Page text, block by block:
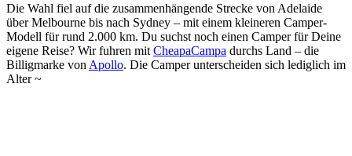
Die Wahl fiel auf die zusammenhängende Strecke von Adelaide
über Melbourne bis nach Sydney – mit einem kleineren Camper-
Modell für rund 2.000 km. Du suchst noch einen Camper für Deine
eigene Reise? Wir fuhren mit CheapaCampa durchs Land – die
Billigmarke von Apollo. Die Camper unterscheiden sich lediglich im
Alter ~